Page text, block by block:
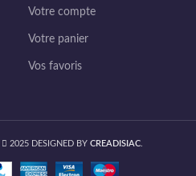
Votre compte
Votre panier
Vos favoris
2025 DESIGNED BY CREADISIAC.